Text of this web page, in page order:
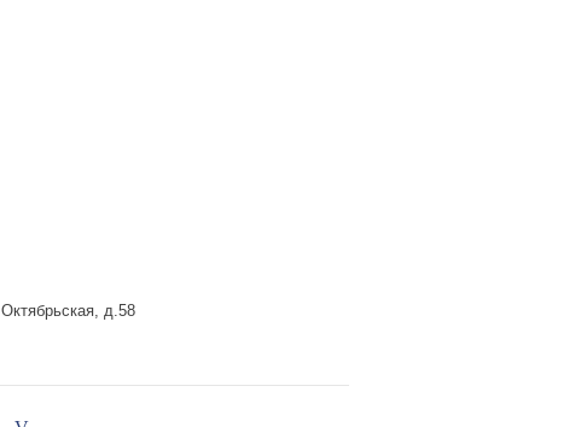
Октябрьская, д.58